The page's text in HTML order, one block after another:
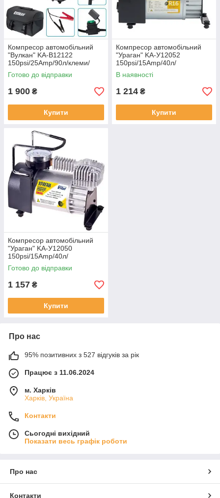
Компресор автомобільний
"Вулкан" KA-B12122
150psi/25Amp/90л/клеми/
шланг 7,5м з дефлятором/
лixтар/2 циліндри
Готово до відправки
1 900 ₴
Купити
Компресор автомобільний
"Ураган" KA-У12052
150psi/15Amp/40л/
прикур.+перехідник/Автостоп
В наявності
1 214 ₴
Купити
Компресор автомобільний
"Ураган" KA-У12050
150psi/15Amp/40л/
прикур.+перехідник
Готово до відправки
1 157 ₴
Купити
Про нас
95% позитивних з 527 відгуків за рік
Працює з 11.06.2024
м. Харків
Харків, Україна
Контакти
Сьогодні вихідний
Показати весь графік роботи
Про нас
Контакти